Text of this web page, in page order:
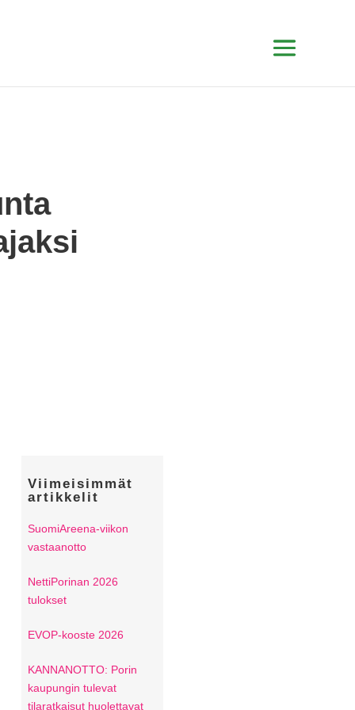
Viimeisimmät
artikkelit
SuomiAreena-viikon
vastaanotto
NettiPorinan 2026
tulokset
EVOP-kooste 2026
KANNANOTTO: Porin
kaupungin tulevat
tilaratkaisut huolettavat